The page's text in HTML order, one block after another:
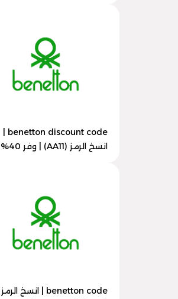
انسخ الرمز (AA11) | وفر 40% الآن
benetton code | انسخ الرمز